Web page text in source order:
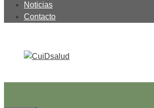
Noticias
Contacto